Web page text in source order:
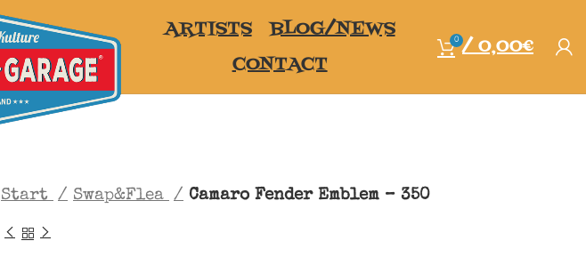
ARTISTS
BLOG/NEWS
CONTACT
0 / 0,00€
Start Swap&Flea Camaro Fender Emblem – 350